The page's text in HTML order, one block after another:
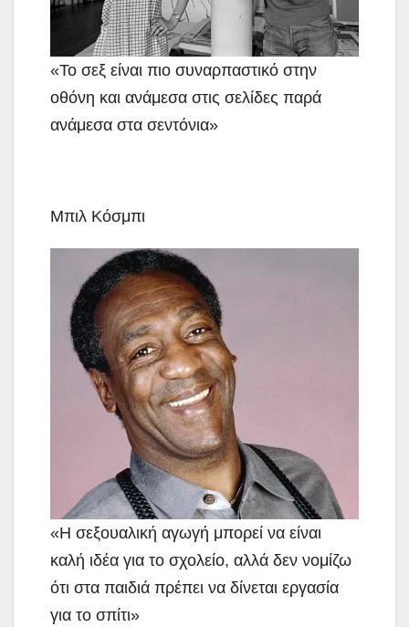
«Το σεξ είναι πιο συναρπαστικό στην
οθόνη και ανάμεσα στις σελίδες παρά
ανάμεσα στα σεντόνια»
Μπιλ Κόσμπι
«Η σεξουαλική αγωγή μπορεί να είναι
καλή ιδέα για το σχολείο, αλλά δεν νομίζω
ότι στα παιδιά πρέπει να δίνεται εργασία
για το σπίτι»